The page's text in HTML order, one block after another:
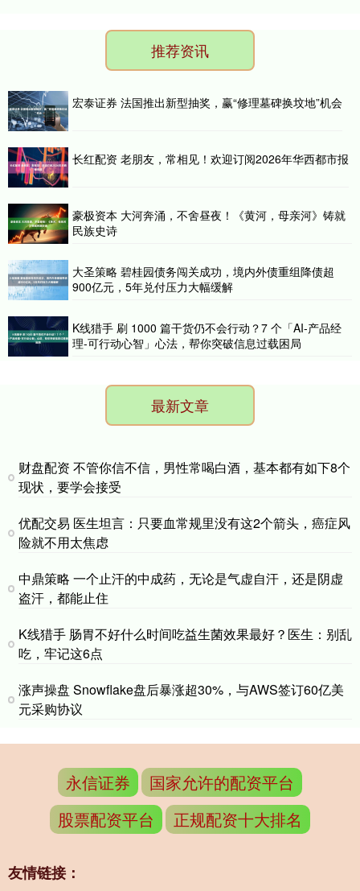
推荐资讯
宏泰证券 法国推出新型抽奖，赢“修理墓碑换坟地”机会
长红配资 老朋友，常相见！欢迎订阅2026年华西都市报
豪极资本 大河奔涌，不舍昼夜！《黄河，母亲河》铸就
民族史诗
大圣策略 碧桂园债务闯关成功，境内外债重组降债超
900亿元，5年兑付压力大幅缓解
K线猎手 刷 1000 篇干货仍不会行动？7 个「AI-产品经
理-可行动心智」心法，帮你突破信息过载困局
最新文章
财盘配资 不管你信不信，男性常喝白酒，基本都有如下8个
现状，要学会接受
优配交易 医生坦言：只要血常规里没有这2个箭头，癌症风
险就不用太焦虑
中鼎策略 一个止汗的中成药，无论是气虚自汗，还是阴虚
盗汗，都能止住
K线猎手 肠胃不好什么时间吃益生菌效果最好？医生：别乱
吃，牢记这6点
涨声操盘 Snowflake盘后暴涨超30%，与AWS签订60亿美
元采购协议
永信证券
国家允许的配资平台
股票配资平台
正规配资十大排名
友情链接：